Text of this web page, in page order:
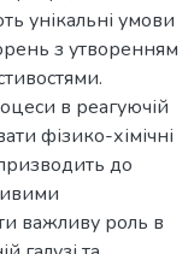
унікальні умови
з утворенням
в реагуючій
фізико-хімічні
до
важливу роль в